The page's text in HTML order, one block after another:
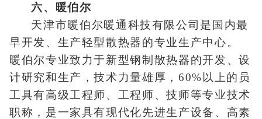
六、暖伯尔
天津市暖伯尔暖通科技有限公司是国内最
早开发、生产轻型散热器的专业生产中心。
暖伯尔专业致力于新型钢制散热器的开发、设
计研究和生产，技术力量雄厚，60%以上的员
工具有高级工程师、工程师、技师等专业技术
职称，是一家具有现代化先进生产设备、高素